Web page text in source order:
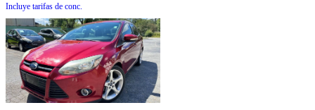
Incluye tarifas de conc.